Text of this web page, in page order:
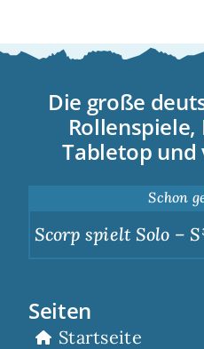
Die große
Rollenspiele,
Tabletop
Schon
Scorp spielt Solo –
Seiten
Startseite